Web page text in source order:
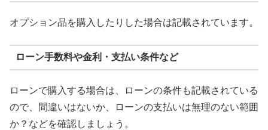
オプション品を購入したりした場合は記載されています。
ローン手数料や金利・支払い条件など
ローンで購入する場合は、ローンの条件も記載されている
ので、間違いはないか、ローンの支払いは無理のない範囲
か？などを確認しましょう。